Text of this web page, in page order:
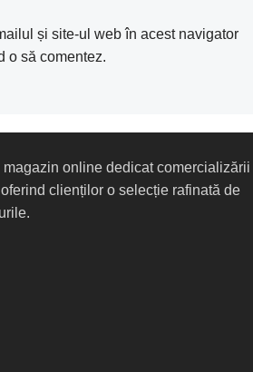
și site-ul web în acest navigator
o să comentez.
magazin online dedicat comercializării
clienților o selecție rafinată de